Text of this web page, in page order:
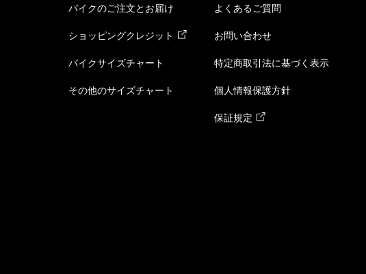
バイクのご注文とお届け
ショッピングクレジット
バイクサイズチャート
その他のサイズチャート
よくあるご質問
お問い合わせ
特定商取引法に基づく表示
個人情報保護方針
保証規定